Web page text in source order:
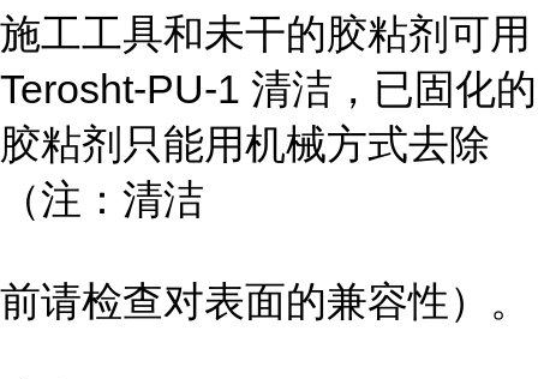
施工工具和未干的胶粘剂可用
Terosht-PU-1 清洁，已固化的
胶粘剂只能用机械方式去除
（注：清洁
前请检查对表面的兼容性）。